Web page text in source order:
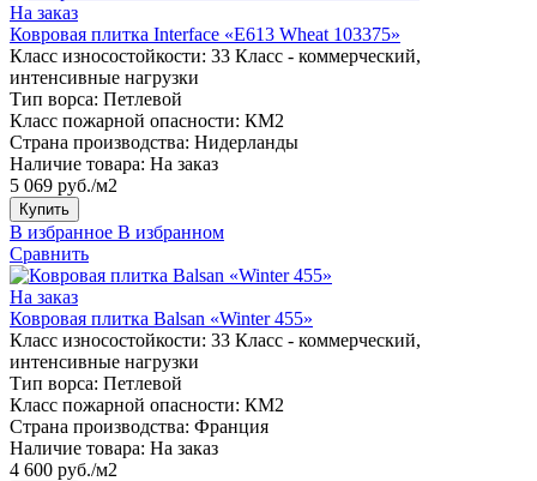
На заказ
Ковровая плитка Interface «E613 Wheat 103375»
Класс износостойкости: 33 Класс - коммерческий,
интенсивные нагрузки
Тип ворса: Петлевой
Класс пожарной опасности: КМ2
Страна производства: Нидерланды
Наличие товара: На заказ
5 069 руб./м2
Купить
В избранное В избранном
Сравнить
На заказ
Ковровая плитка Balsan «Winter 455»
Класс износостойкости: 33 Класс - коммерческий,
интенсивные нагрузки
Тип ворса: Петлевой
Класс пожарной опасности: КМ2
Страна производства: Франция
Наличие товара: На заказ
4 600 руб./м2